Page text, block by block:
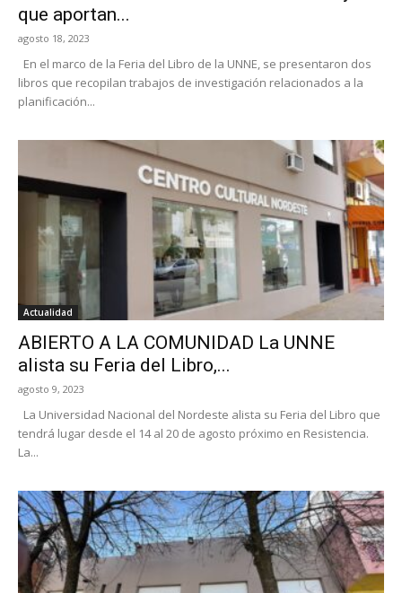
que aportan...
agosto 18, 2023
En el marco de la Feria del Libro de la UNNE, se presentaron dos
libros que recopilan trabajos de investigación relacionados a la
planificación...
Actualidad
ABIERTO A LA COMUNIDAD La UNNE
alista su Feria del Libro,...
agosto 9, 2023
La Universidad Nacional del Nordeste alista su Feria del Libro que
tendrá lugar desde el 14 al 20 de agosto próximo en Resistencia.
La...